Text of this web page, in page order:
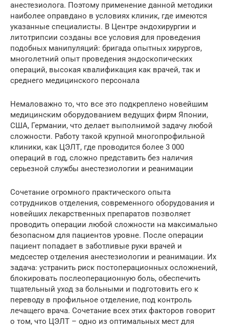
анестезиолога. Поэтому применение данной методики
наиболее оправдано в условиях клиник, где имеются
указанные специалисты. В Центре эндохирургии и
литотрипсии созданы все условия для проведения
подобных манипуляций: бригада опытных хирургов,
многолетний опыт проведения эндоскопических
операций, высокая квалификация как врачей, так и
среднего медицинского персонала
Немаловажно то, что все это подкреплено новейшим
медицинским оборудованием ведущих фирм Японии,
США, Германии, что делает выполнимой задачу любой
сложности. Работу такой крупной многопрофильной
клиники, как ЦЭЛТ, где проводится более 3 000
операций в год, сложно представить без наличия
серьезной службы анестезиологии и реанимации
Сочетание огромного практического опыта
сотрудников отделения, современного оборудования и
новейших лекарственных препаратов позволяет
проводить операции любой сложности на максимально
безопасном для пациентов уровне. После операции
пациент попадает в заботливые руки врачей и
медсестер отделения анестезиологии и реанимации. Их
задача: устранить риск постоперационных осложнений,
блокировать послеоперационную боль, обеспечить
тщательный уход за больными и подготовить его к
переводу в профильное отделение, под контроль
лечащего врача. Сочетание всех этих факторов говорит
о том, что ЦЭЛТ – одно из оптимальных мест для